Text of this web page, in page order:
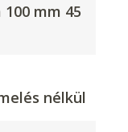
100 mm 45
nélkül